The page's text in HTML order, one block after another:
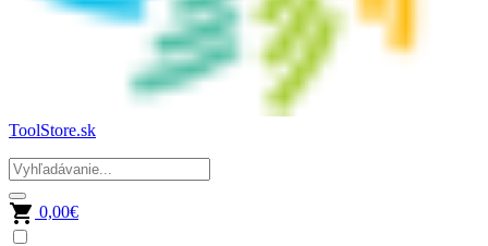
ToolStore.sk
0,00€